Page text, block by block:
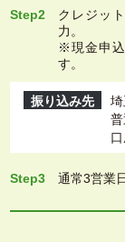
Step2
クレジッ
力。
※現金申込
す。
振り込み先
Step3 通常3営業